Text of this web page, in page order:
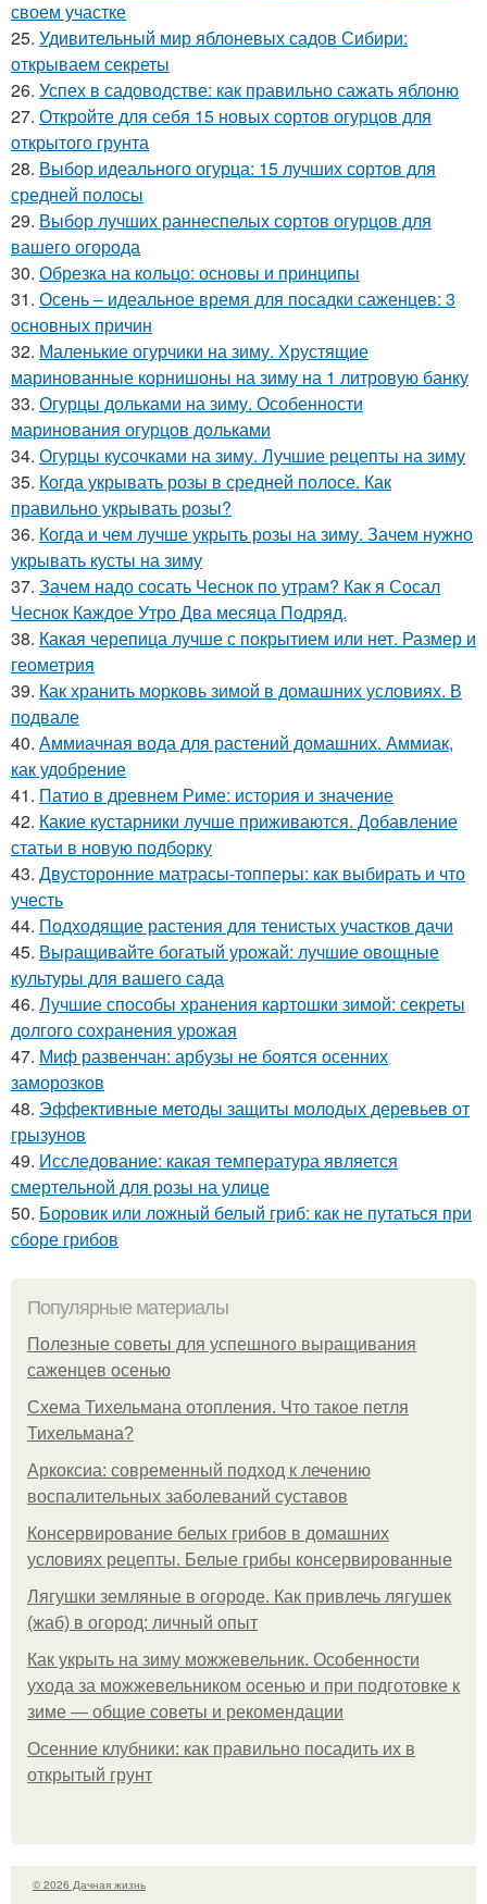
своем участке
25. Удивительный мир яблоневых садов Сибири:
открываем секреты
26. Успех в садоводстве: как правильно сажать яблоню
27. Откройте для себя 15 новых сортов огурцов для
открытого грунта
28. Выбор идеального огурца: 15 лучших сортов для
средней полосы
29. Выбор лучших раннеспелых сортов огурцов для
вашего огорода
30. Обрезка на кольцо: основы и принципы
31. Осень – идеальное время для посадки саженцев: 3
основных причин
32. Маленькие огурчики на зиму. Хрустящие
маринованные корнишоны на зиму на 1 литровую банку
33. Огурцы дольками на зиму. Особенности
маринования огурцов дольками
34. Огурцы кусочками на зиму. Лучшие рецепты на зиму
35. Когда укрывать розы в средней полосе. Как
правильно укрывать розы?
36. Когда и чем лучше укрыть розы на зиму. Зачем нужно
укрывать кусты на зиму
37. Зачем надо сосать Чеснок по утрам? Как я Сосал
Чеснок Каждое Утро Два месяца Подряд.
38. Какая черепица лучше с покрытием или нет. Размер и
геометрия
39. Как хранить морковь зимой в домашних условиях. В
подвале
40. Аммиачная вода для растений домашних. Аммиак,
как удобрение
41. Патио в древнем Риме: история и значение
42. Какие кустарники лучше приживаются. Добавление
статьи в новую подборку
43. Двусторонние матрасы-топперы: как выбирать и что
учесть
44. Подходящие растения для тенистых участков дачи
45. Выращивайте богатый урожай: лучшие овощные
культуры для вашего сада
46. Лучшие способы хранения картошки зимой: секреты
долгого сохранения урожая
47. Миф развенчан: арбузы не боятся осенних
заморозков
48. Эффективные методы защиты молодых деревьев от
грызунов
49. Исследование: какая температура является
смертельной для розы на улице
50. Боровик или ложный белый гриб: как не путаться при
сборе грибов
Популярные материалы
Полезные советы для успешного выращивания
саженцев осенью
Схема Тихельмана отопления. Что такое петля
Тихельмана?
Аркоксиа: современный подход к лечению
воспалительных заболеваний суставов
Консервирование белых грибов в домашних
условиях рецепты. Белые грибы консервированные
Лягушки земляные в огороде. Как привлечь лягушек
(жаб) в огород: личный опыт
Как укрыть на зиму можжевельник. Особенности
ухода за можжевельником осенью и при подготовке к
зиме — общие советы и рекомендации
Осенние клубники: как правильно посадить их в
открытый грунт
© 2026 Дачная жизнь